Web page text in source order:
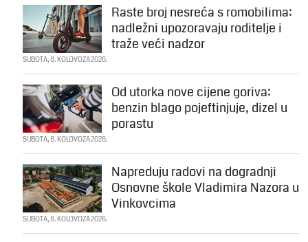
Raste broj nesreća s romobilima:
nadležni upozoravaju roditelje i
traže veći nadzor
SUBOTA, 8. KOLOVOZA 2026.
Od utorka nove cijene goriva:
benzin blago pojeftinjuje, dizel u
porastu
SUBOTA, 8. KOLOVOZA 2026.
Napreduju radovi na dogradnji
Osnovne škole Vladimira Nazora u
Vinkovcima
SUBOTA, 8. KOLOVOZA 2026.